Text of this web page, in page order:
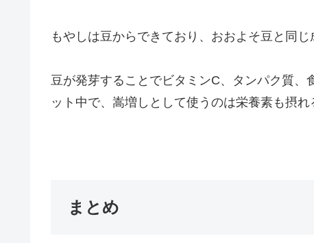
もやしは豆からできており、おおよそ豆と同じ
豆が発芽することでビタミンC、タンパク質
ット中で、嵩増しとして使うのは栄養素も摂
まとめ